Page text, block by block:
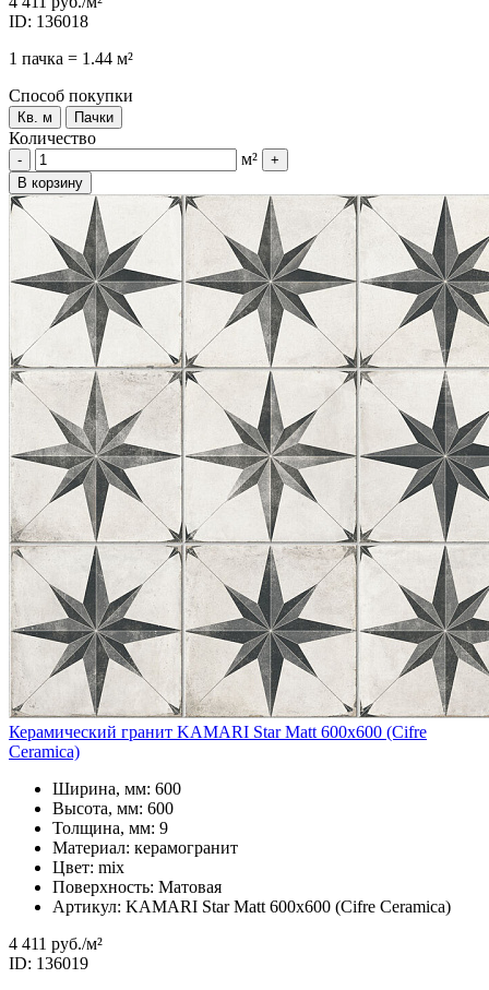
ID: 136018
1 пачка = 1.44 м²
Способ покупки
Кв. м Пачки
Количество
- м²
+
В корзину
Керамический гранит KAMARI Star Matt 600x600 (Cifre
Ceramica)
Ширина, мм: 600
Высота, мм: 600
Толщина, мм: 9
Материал: керамогранит
Цвет: mix
Поверхность: Матовая
Артикул: KAMARI Star Matt 600x600 (Cifre Ceramica)
4 411 руб./м²
ID: 136019